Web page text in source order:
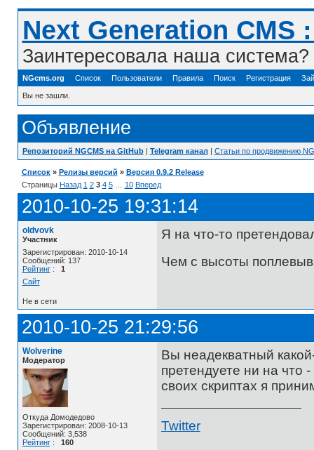
Next Generation
Заинтересовала наша
NGcms.org Список Пользователи Правила Поиск Регистрация
Вы не зашли.
Объявление
Репозиторий NGCMS на GitHub| Telegram канал| Статьи по продвижению
Список » Релизы версий » Версия 0.9.2 Release
Страницы Назад 1 2 3 4 5 10 Вперед
2010-10-25 19:31:14
oldvovk
Участник
Зарегистрирован: 2010-10-14
Сообщений: 137
Рейтинг: 1
Сайт
Я на что-то
Чем с высоты
Не в сети
2010-10-25 21:29:56
Wolverine
Модератор
Откуда Домодедово
Зарегистрирован: 2008-10-13
Сообщений: 3,538
Рейтинг: 160
Вы неадекватный
претендуете ни на что
своих скриптах я
Twitter